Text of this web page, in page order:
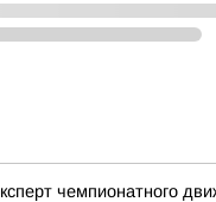
чемпионатного